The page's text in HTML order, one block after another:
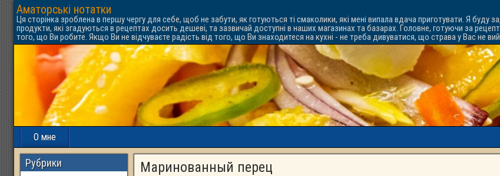
Аматорські нотатки
Ця сторінка зроблена в першу чергу для себе, щоб не забути, як готуються ті смаколики, які мені випала вдача приготувати. Я
продукти, які згадуються в рецептах досить дешеві, та зазвичай доступні в наших магазинах та базарах. Головне, готуючи за
того, що Ви робите. Якщо Ви не відчуваєте радість від того, що Ви знаходитеся на кухні - не треба дивуватися, що страва у Вас
О мне
Маринованный перец
Рубрики